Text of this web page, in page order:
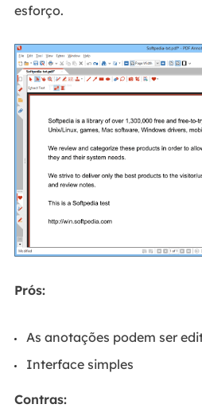
esforço.
Prós:
As anotações podem ser
Interface simples
Contras: